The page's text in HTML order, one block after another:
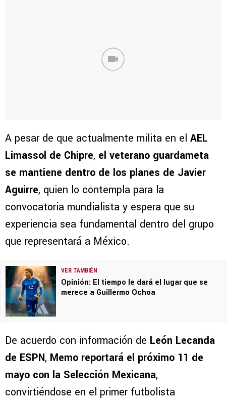
A pesar de que actualmente milita en el AEL
Limassol de Chipre, el veterano guardameta
se mantiene dentro de los planes de Javier
Aguirre, quien lo contempla para la
convocatoria mundialista y espera que su
experiencia sea fundamental dentro del grupo
que representará a México.
VER TAMBIÉN
Opinión: El tiempo le dará el lugar que se
merece a Guillermo Ochoa
De acuerdo con información de León Lecanda
de ESPN, Memo reportará el próximo 11 de
mayo con la Selección Mexicana,
convirtiéndose en el primer futbolista